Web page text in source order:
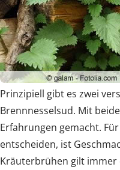
Prinzipiell gibt es zwei
Brennnesselsud. Mit
Erfahrungen gemacht.
entscheiden, ist
Kräuterbrühen gilt immer